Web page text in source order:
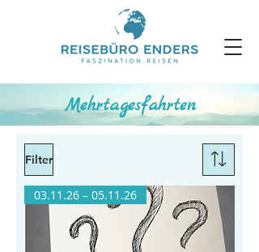
Mehrtagesfahrten
Filter
03.11.26 – 05.11.26